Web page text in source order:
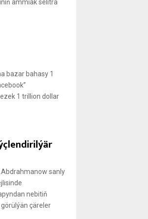
ammiak selitra
bazar bahasy 1
1 trillion dollar
sanly
nebitiň
çäreler